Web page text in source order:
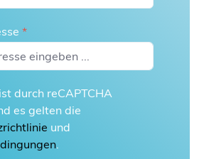
*
durch reCAPTCHA
es gelten die
und
.